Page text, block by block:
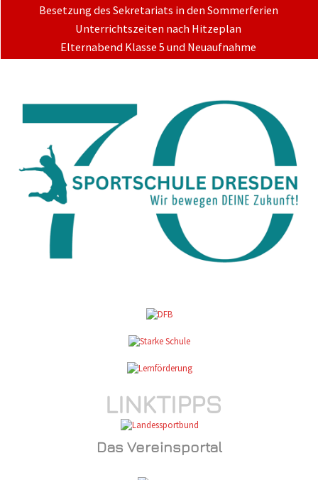
Besetzung des Sekretariats in den Sommerferien
Unterrichtszeiten nach Hitzeplan
Elternabend Klasse 5 und Neuaufnahme
LINKTIPPS
Das Vereinsportal